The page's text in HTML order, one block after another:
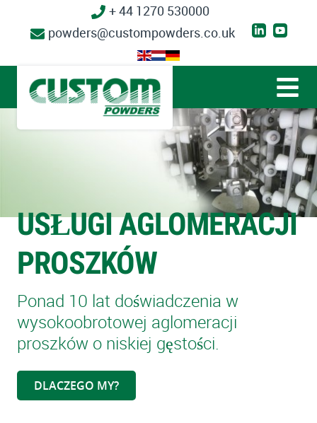
+ 44 1270 530000
powders@custompowders.co.uk
USŁUGI AGLOMERACJI
PROSZKÓW
Ponad 10 lat doświadczenia w
wysokoobrotowej aglomeracji
proszków o niskiej gęstości.
DLACZEGO MY?